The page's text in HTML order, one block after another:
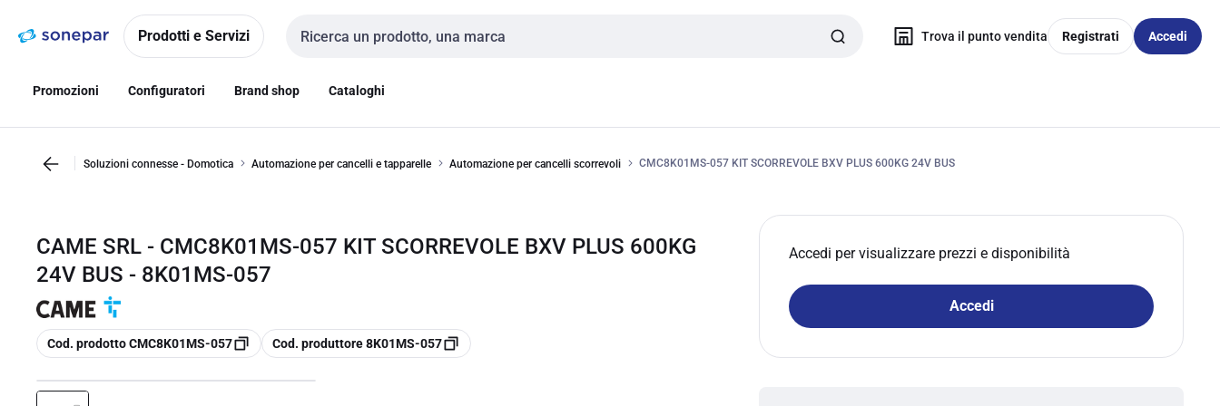
navigazionealla
Prodotti e Servizi
Cerca input
Trova il punto vendita Registrati Accedi
Promozioni Configuratori Brand shop Cataloghi
Soluzioni connesse - Domotica Automazione per cancelli e tapparelle Automazione per cancelli scorrevoli CMC8K01MS-057 KIT SCORREVOLE BXV PLUS 600KG 24V BUS
CAME SRL - CMC8K01MS-057 KIT SCORREVOLE BXV PLUS 600KG
24V BUS - 8K01MS-057
copia
Cod. prodotto CMC8K01MS-057 copia
Cod. produttore 8K01MS-057
Accedi per visualizzare prezzi e disponibilità
Accedi